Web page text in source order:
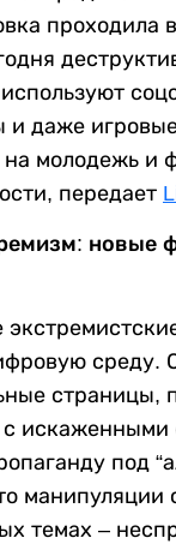
проходила
и даже
на молодежь и
передает
новые
среду.
страницы,
с искаженными
под
манипуляции
темах –